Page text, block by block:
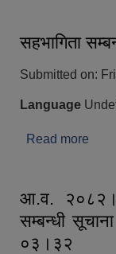
सहभागिता
Submitted on:
Language
Read more
आ.व.
सम्बन्धी
०३।३२